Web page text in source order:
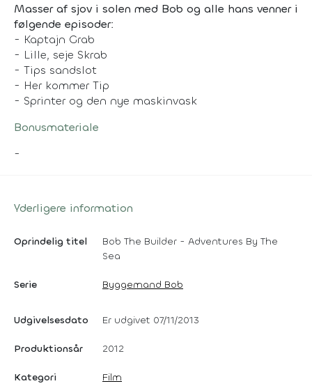
Masser af sjov i solen med Bob og alle hans venner i
følgende episoder:
- Kaptajn Grab
- Lille, seje Skrab
- Tips sandslot
- Her kommer Tip
- Sprinter og den nye maskinvask
Bonusmateriale
-
Yderligere information
Oprindelig titel
Bob The Builder - Adventures By The
Sea
Serie Byggemand Bob
Udgivelsesdato Er udgivet 07/11/2013
Produktionsår 2012
Kategori
Film